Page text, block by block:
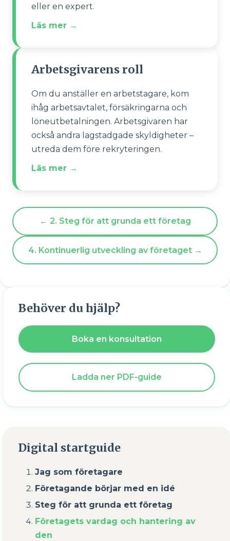
eller en expert.
Läs mer →
Arbetsgivarens roll
Om du anställer en arbetstagare, kom
ihåg arbetsavtalet, försäkringarna och
löneutbetalningen. Arbetsgivaren har
också andra lagstadgade skyldigheter –
utreda dem före rekryteringen.
Läs mer →
← 2. Steg för att grunda ett företag
4. Kontinuerlig utveckling av företaget →
Behöver du hjälp?
Boka en konsultation
Ladda ner PDF-guide
Digital startguide
Jag som företagare
Företagande börjar med en idé
Steg för att grunda ett företag
Företagets vardag och hantering av
den